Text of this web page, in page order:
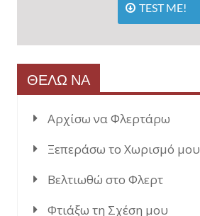
TEST ME!
ΘΕΛΩ ΝΑ
Αρχίσω να Φλερτάρω
Ξεπεράσω το Χωρισμό μου
Βελτιωθώ στο Φλερτ
Φτιάξω τη Σχέση μου